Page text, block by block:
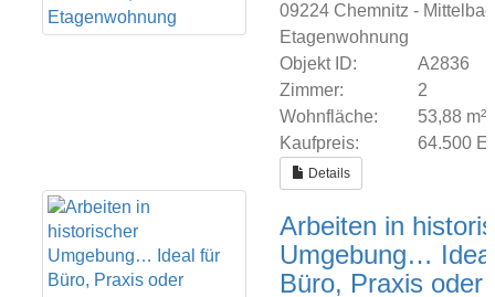
09224 Chemnitz -
Etagenwohnung
Objekt ID:
A2836
Zimmer:
2
Wohnfläche:
53,88 m²
Kaufpreis:
64.500
Details
Arbeiten in
Umgebung…
Büro, Praxis oder